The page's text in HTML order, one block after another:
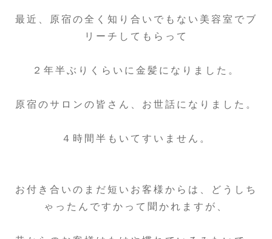
最近、原宿の全く知り合いでもない美容室でブ
リーチしてもらって
２年半ぶりくらいに金髪になりました。
原宿のサロンの皆さん、お世話になりました。
４時間半もいてすいません。
お付き合いのまだ短いお客様からは、どうしち
ゃったんですかって聞かれますが、